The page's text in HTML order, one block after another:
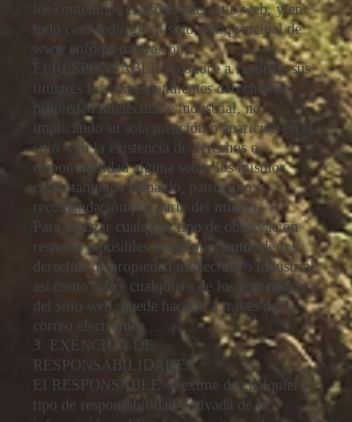
los contenidos concretos del sitio web, y en
todo caso redirigir al sitio web principal de
www.enfoquenatura.com .
El RESPONSABLE reconoce a favor de sus
titulares los correspondientes derechos de
propiedad intelectual e industrial, no
implicando su sola mención o aparición en el
sitio web la existencia de derechos o
responsabilidad alguna sobre los mismos,
como tampoco respaldo, patrocinio o
recomendación por parte del mismo.
Para realizar cualquier tipo de observación
respecto a posibles incumplimientos de los
derechos de propiedad intelectual o industrial,
así como sobre cualquiera de los contenidos
del sitio web, puede hacerlo a través del
correo electrónico ..........................
3. EXENCIÓN DE
RESPONSABILIDADES
El RESPONSABLE se exime de cualquier
tipo de responsabilidad derivada de la